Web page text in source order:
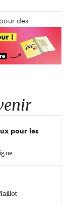
des
•
pour les